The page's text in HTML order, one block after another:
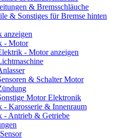
& Bremsschläuche
& Sonstiges für Bremse hinten
anzeigen
- Motor
- Motor anzeigen
& Schalter Motor
Motor Elektronik
- Karosserie & Innenraum
- Antrieb & Getriebe